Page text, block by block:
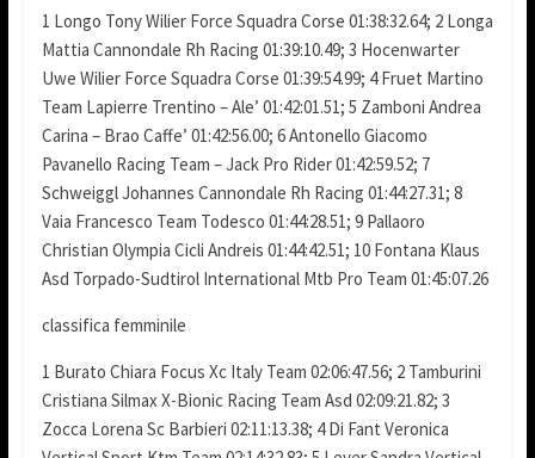
1 Longo Tony Wilier Force Squadra Corse 01:38:32.64; 2 Longa
Mattia Cannondale Rh Racing 01:39:10.49; 3 Hocenwarter
Uwe Wilier Force Squadra Corse 01:39:54.99; 4 Fruet Martino
Team Lapierre Trentino – Ale’ 01:42:01.51; 5 Zamboni Andrea
Carina – Brao Caffe’ 01:42:56.00; 6 Antonello Giacomo
Pavanello Racing Team – Jack Pro Rider 01:42:59.52; 7
Schweiggl Johannes Cannondale Rh Racing 01:44:27.31; 8
Vaia Francesco Team Todesco 01:44:28.51; 9 Pallaoro
Christian Olympia Cicli Andreis 01:44:42.51; 10 Fontana Klaus
Asd Torpado-Sudtirol International Mtb Pro Team 01:45:07.26
classifica femminile
1 Burato Chiara Focus Xc Italy Team 02:06:47.56; 2 Tamburini
Cristiana Silmax X-Bionic Racing Team Asd 02:09:21.82; 3
Zocca Lorena Sc Barbieri 02:11:13.38; 4 Di Fant Veronica